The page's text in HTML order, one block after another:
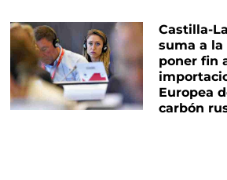
Castilla-
suma a
poner fin
Europea
carbón